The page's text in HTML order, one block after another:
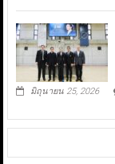
มิถุนายน 25, 2026